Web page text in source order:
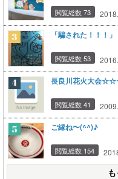
閲覧総数 73
「騙された！！！」
閲覧総数 53
長良川花火大会
閲覧総数 41
ご縁ね〜(^^)♪
閲覧総数 154